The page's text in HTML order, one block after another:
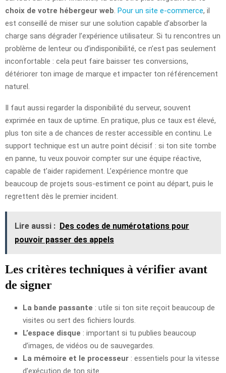
choix de votre hébergeur web Pour un site e-commerce, il
est conseillé de miser sur une solution capable d’absorber la
charge sans dégrader l’expérience utilisateur. Si tu rencontres un
problème de lenteur ou d’indisponibilité, ce n’est pas seulement
inconfortable : cela peut faire baisser tes conversions,
détériorer ton image de marque et impacter ton référencement
naturel.
Il faut aussi regarder la disponibilité du serveur, souvent
exprimée en taux de uptime. En pratique, plus ce taux est élevé,
plus ton site a de chances de rester accessible en continu. Le
support technique est un autre point décisif : si ton site tombe
en panne, tu veux pouvoir compter sur une équipe réactive,
capable de t’aider rapidement. L’expérience montre que
beaucoup de projets sous-estiment ce point au départ, puis le
regrettent dès le premier incident.
Lire aussi : Des codes de numérotations pour
pouvoir passer des appels
Les critères techniques à vérifier avant
de signer
La bande passante : utile si ton site reçoit beaucoup de
visites ou sert des fichiers lourds.
L’espace disque : important si tu publies beaucoup
d’images, de vidéos ou de sauvegardes.
La mémoire et le processeur : essentiels pour la vitesse
d’exécution de ton site.